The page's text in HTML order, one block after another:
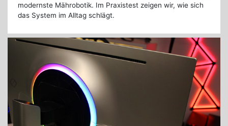
modernste Mährobotik. Im Praxistest zeigen wir, wie sich
das System im Alltag schlägt.